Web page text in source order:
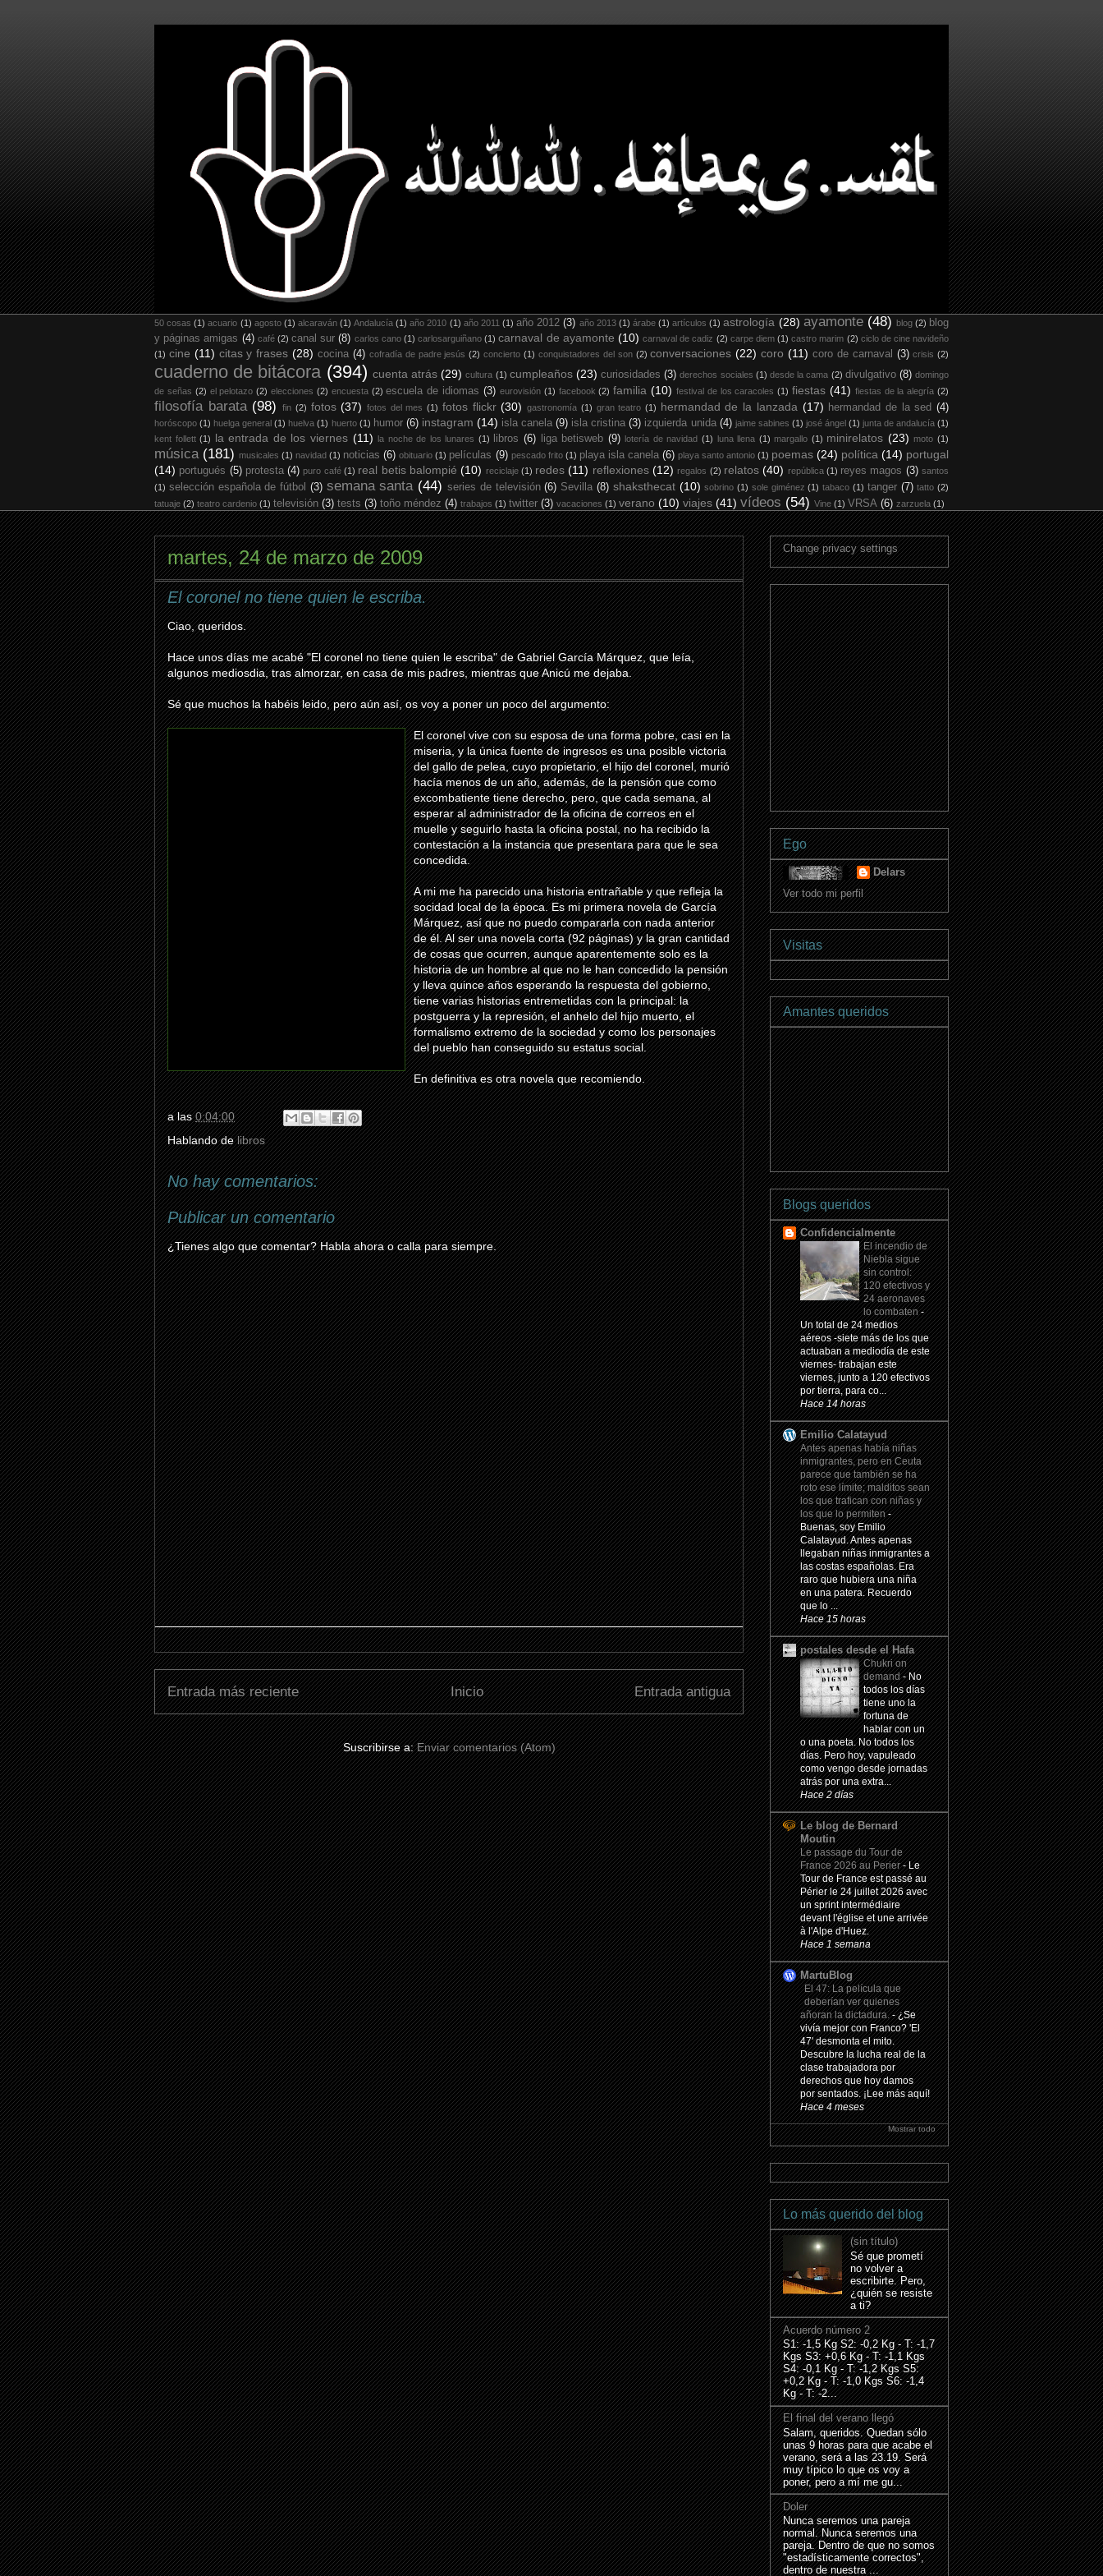
50 cosas (1) acuario (1) agosto (1) alcaraván (1) Andalucía (1) año 2010 (1) año 2011 (1) año 2012 (3) año 2013 (1) árabe (1) artículos (1) astrología (28) ayamonte (48) blog (2) blog
y páginas amigas (4) café (2) canal sur (8) carlos cano (1) carlosarguiñano (1) carnaval de ayamonte (10) carnaval de cadiz (2) carpe diem (1) castro marim (2) ciclo de cine navideño
(1) cine (11) citas y frases (28) cocina (4) cofradía de padre jesús (2) concierto (1) conquistadores del son (2) conversaciones (22) coro (11) coro de carnaval (3) crisis (2)
cuaderno de bitácora (394) cuenta atrás (29) cultura (1) cumpleaños (23) curiosidades (3) derechos sociales (1) desde la cama (2) divulgativo (8) domingo
de señas (2) el pelotazo (2) elecciones (2) encuesta (2) escuela de idiomas (3) eurovisión (1) facebook (2) familia (10) festival de los caracoles (1) fiestas (41) fiestas de la alegría (2)
filosofía barata (98) fin (2) fotos (37) fotos del mes (1) fotos flickr (30) gastronomía (1) gran teatro (1) hermandad de la lanzada (17) hermandad de la sed (4)
horóscopo (1) huelga general (1) huelva (1) huerto (1) humor (6) instagram (14) isla canela (9) isla cristina (3) izquierda unida (4) jaime sabines (1) josé ángel (1) junta de andalucía (1)
kent follett (1) la entrada de los viernes (11) la noche de los lunares (1) libros (6) liga betisweb (9) lotería de navidad (1) luna llena (1) margallo (1) minirelatos (23) moto (1)
música (181) musicales (1) navidad (1) noticias (6) obituario (1) películas (9) pescado frito (1) playa isla canela (6) playa santo antonio (1) poemas (24) política (14) portugal
(14) portugués (5) protesta (4) puro café (1) real betis balompié (10) reciclaje (1) redes (11) reflexiones (12) regalos (2) relatos (40) república (1) reyes magos (3) santos
(1) selección española de fútbol (3) semana santa (44) series de televisión (6) Sevilla (8) shaksthecat (10) sobrino (1) sole giménez (1) tabaco (1) tanger (7) tatto (2)
tatuaje (2) teatro cardenio (1) televisión (3) tests (3) toño méndez (4) trabajos (1) twitter (3) vacaciones (1) verano (10) viajes (41) vídeos (54) Vine (1) VRSA (6) zarzuela (1)
martes, 24 de marzo de 2009
El coronel no tiene quien le escriba.
Ciao, queridos.
Hace unos días me acabé "El coronel no tiene quien le escriba" de Gabriel García Márquez, que leía,
algunos mediosdia, tras almorzar, en casa de mis padres, mientras que Anicú me dejaba.
Sé que muchos la habéis leido, pero aún así, os voy a poner un poco del argumento:
El coronel vive con su esposa de una forma pobre, casi en la
miseria, y la única fuente de ingresos es una posible victoria
del gallo de pelea, cuyo propietario, el hijo del coronel, murió
hacía menos de un año, además, de la pensión que como
excombatiente tiene derecho, pero, que cada semana, al
esperar al administrador de la oficina de correos en el
muelle y seguirlo hasta la oficina postal, no ha recibido la
contestación a la instancia que presentara para que le sea
concedida.
A mi me ha parecido una historia entrañable y que refleja la
socidad local de la época. Es mi primera novela de García
Márquez, así que no puedo compararla con nada anterior
de él. Al ser una novela corta (92 páginas) y la gran cantidad
de cosas que ocurren, aunque aparentemente solo es la
historia de un hombre al que no le han concedido la pensión
y lleva quince años esperando la respuesta del gobierno,
tiene varias historias entremetidas con la principal: la
postguerra y la represión, el anhelo del hijo muerto, el
formalismo extremo de la sociedad y como los personajes
del pueblo han conseguido su estatus social.
En definitiva es otra novela que recomiendo.
a las0:04:00
Hablando delibros
No hay comentarios:
Publicar un comentario
¿Tienes algo que comentar? Habla ahora o calla para siempre.
Entrada más reciente Entrada antigua
Inicio
Suscribirse a:Enviar comentarios (Atom)
Change privacy settings
Ego
Delars
Ver todo mi perfil
Visitas
Amantes queridos
Blogs queridos
Confidencialmente
El incendio de
Niebla sigue
sin control:
120 efectivos y
24 aeronaves
lo combaten-
Un total de 24 medios
aéreos -siete más de los que
actuaban a mediodía de este
viernes- trabajan este
viernes, junto a 120 efectivos
por tierra, para co...
Hace 14 horas
Emilio Calatayud
Antes apenas había niñas
inmigrantes, pero en Ceuta
parece que también se ha
roto ese límite; malditos sean
los que trafican con niñas y
los que lo permiten-
Buenas, soy Emilio
Calatayud. Antes apenas
llegaban niñas inmigrantes a
las costas españolas. Era
raro que hubiera una niña
en una patera. Recuerdo
que lo ...
Hace 15 horas
postales desde el Hafa
Chukri on
demand-No
todos los días
tiene uno la
fortuna de
hablar con un
o una poeta. No todos los
días. Pero hoy, vapuleado
como vengo desde jornadas
atrás por una extra...
Hace 2 días
Le blog de Bernard
Moutin
Le passage du Tour de
France 2026 au Perier-Le
Tour de France est passé au
Périer le 24 juillet 2026 avec
un sprint intermédiaire
devant l'église et une arrivée
à l'Alpe d'Huez.
Hace 1 semana
MartuBlog
El 47: La película que
deberían ver quienes
añoran la dictadura.-¿Se
vivía mejor con Franco? 'El
47' desmonta el mito.
Descubre la lucha real de la
clase trabajadora por
derechos que hoy damos
por sentados. ¡Lee más aquí!
Hace 4 meses
Mostrar todo
Lo más querido del blog
(sin título)
Sé que prometí
no volver a
escribirte. Pero,
¿quién se resiste
a ti?
Acuerdo número 2
S1: -1,5 Kg S2: -0,2 Kg - T: -1,7
Kgs S3: +0,6 Kg - T: -1,1 Kgs
S4: -0,1 Kg - T: -1,2 Kgs S5:
+0,2 Kg - T: -1,0 Kgs S6: -1,4
Kg - T: -2...
El final del verano llegó
Salam, queridos. Quedan sólo
unas 9 horas para que acabe el
verano, será a las 23.19. Será
muy típico lo que os voy a
poner, pero a mí me gu...
Doler
Nunca seremos una pareja
normal. Nunca seremos una
pareja. Dentro de que no somos
"estadísticamente correctos",
dentro de nuestra ...